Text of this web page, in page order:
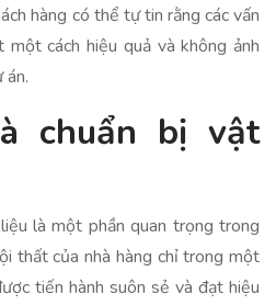
hàng có thể tự tin rằng các vấn
cách hiệu quả và không ảnh
chuẩn bị vật
là một phần quan trọng trong
thất của nhà hàng chỉ trong một
tiến hành suôn sẻ và đạt hiệu